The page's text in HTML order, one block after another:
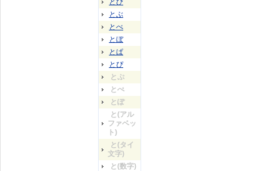
とび
とぶ
とべ
とぼ
とぱ
とぴ
とぷ
とぺ
とぽ
と(アル
ファベッ
ト)
と(タイ
文字)
と(数字)